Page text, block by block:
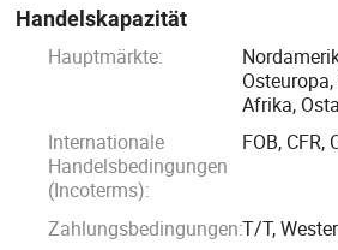
Heißabisolierer (sauber, einstellbar);
Maschine (genau, abfallfrei);
(hochpräzise, konsistente Länge);
Schneidemaschine (stabile, flache,
2. Elektronische Testinstrumente:
Produktleistung, Qualität und
Qualifikationsraten sicherzustellen.
Handelskapazität
Hauptmärkte:
Afrika,
Internationale
Handelsbedingungen
(Incoterms):
FOB, CFR,
Zahlungsbedingungen:T/T,